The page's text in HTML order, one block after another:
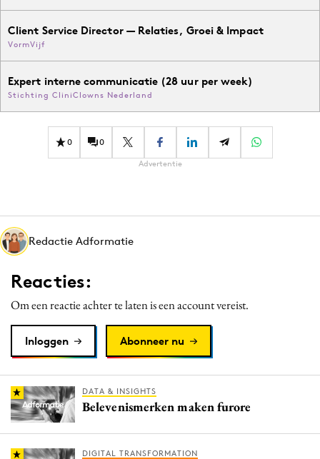
Client Service Director — Relaties, Groei & Impact
VormVijf
Expert interne communicatie (28 uur per week)
Stichting CliniClowns Nederland
0 0
Advertentie
Redactie Adformatie
Reacties:
Om een reactie achter te laten is een account vereist.
Inloggen Abonneer nu
DATA & INSIGHTS
Belevenismerken maken furore
DIGITAL TRANSFORMATION